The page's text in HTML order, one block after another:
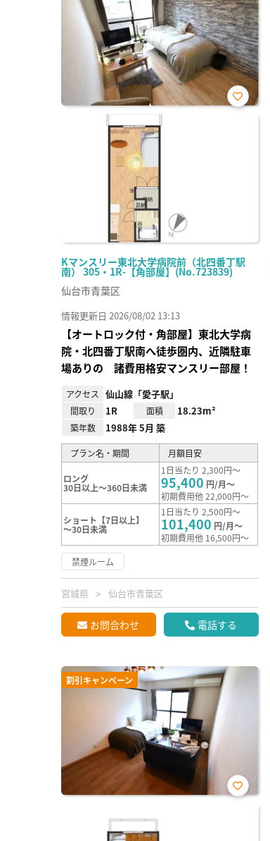
Kマンスリー東北大学病院前（北四番丁駅
南） 305・1R-【角部屋】(No.723839)
お気
仙台市青葉区
情報更新日 2026/08/02 13:13
【オートロック付・角部屋】東北大学病
院・北四番丁駅南へ徒歩圏内、近隣駐車
場ありの 諸費用格安マンスリー部屋！
アクセス 仙山線「愛子駅」
間取り 1R 面積 18.23m²
築年数 1988年 5月 築
プラン名・期間 月額目安
ロング
30日以上～360日未満
1日当たり 2,300円～
95,400 円/月～
初期費用他 22,000円～
ショート【7日以上】
～30日未満
1日当たり 2,500円～
101,400 円/月～
初期費用他 16,500円～
禁煙ルーム
宮城県 仙台市青葉区
お問合わせ 電話する
割引キャンペーン
お気